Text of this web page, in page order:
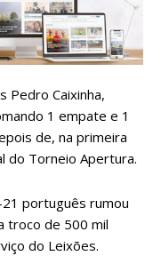
Pedro Caixinha,
1 empate e 1
de, na primeira
do Torneio Apertura.
português rumou
troco de 500 mil
do Leixões.